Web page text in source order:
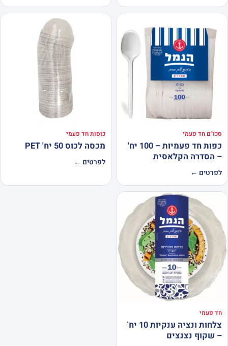
סכו"ם חד פעמי
כפות חד פעמיות – 100 יח'
– הסדרה הקלאסית
לפרטים ←
כוסות חד פעמי
מכסה לכוס 50 יח' PET
לפרטים ←
חד פעמי
צלחות ונציה ענקיות 10 יח`
– שקוף נצנצים